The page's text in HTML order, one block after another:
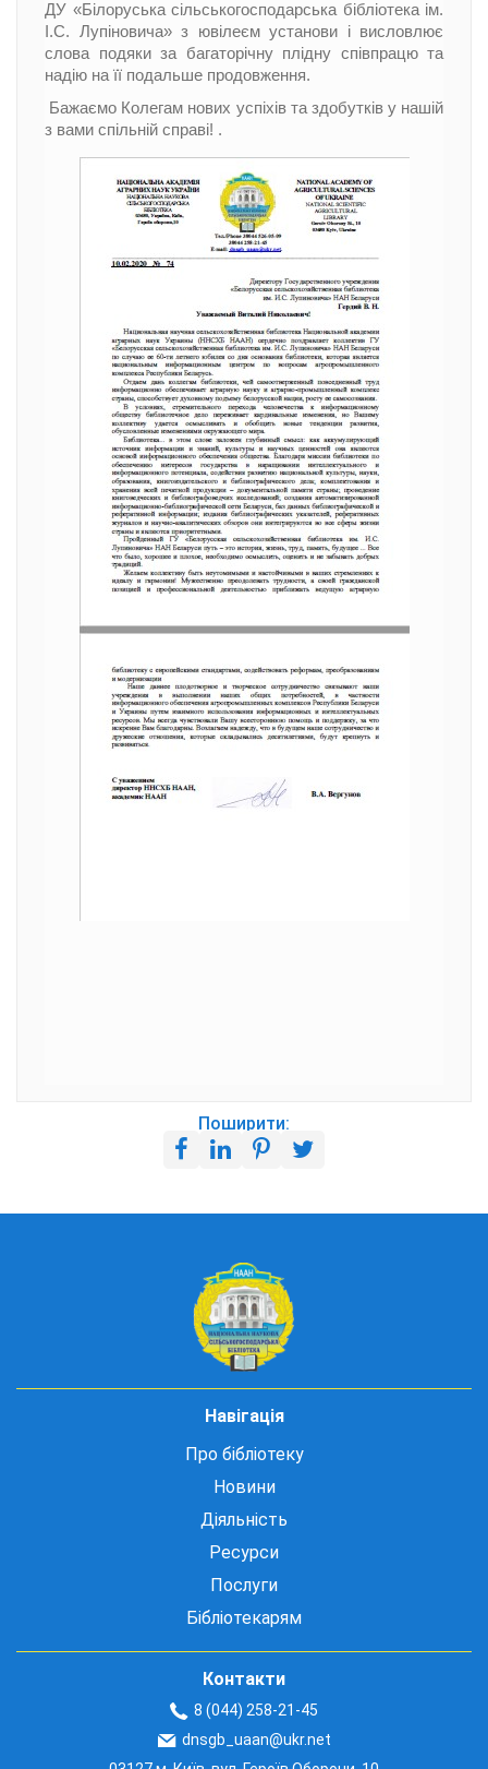
ДУ «Білоруська сільськогосподарська бібліотека ім.
І.С. Лупіновича» з ювілеєм установи і висловлює
слова подяки за багаторічну плідну співпрацю та
надію на її подальше продовження.
Бажаємо Колегам нових успіхів та здобутків у нашій
з вами спільній справі! .
Поширити:
Навігація
Про бібліотеку
Новини
Діяльність
Ресурси
Послуги
Бібліотекарям
Контакти
8 (044) 258-21-45
dnsgb_uaan@ukr.net